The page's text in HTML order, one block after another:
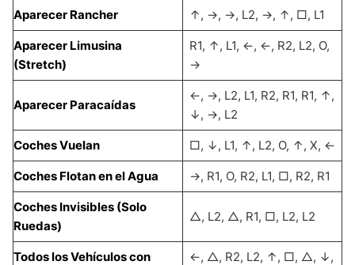
Aparecer Rancher ↑, →, →, L2, →, ↑, □, L1
Aparecer Limusina
(Stretch)
R1, ↑, L1, ←, ←, R2, L2, O,
→
Aparecer Paracaídas
←, →, L2, L1, R2, R1, R1, ↑,
↓, →, L2
Coches Vuelan □, ↓, L1, ↑, L2, O, ↑, X, ←
Coches Flotan en el Agua →, R1, O, R2, L1, □, R2, R1
Coches Invisibles (Solo
Ruedas)
△, L2, △, R1, □, L2, L2
Todos los Vehículos con
←, △, R2, L2, ↑, □, △, ↓,